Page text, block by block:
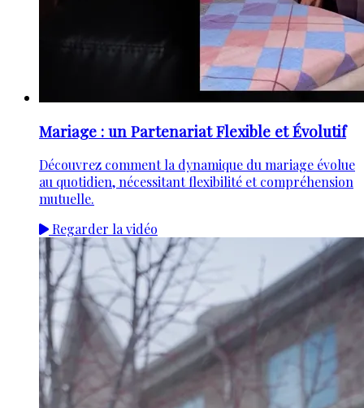
Mariage : un Partenariat Flexible et Évolutif
Découvrez comment la dynamique du mariage évolue
au quotidien, nécessitant flexibilité et compréhension
mutuelle.
Regarder la vidéo